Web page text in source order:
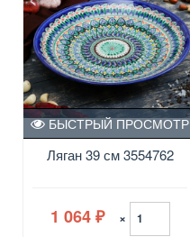
Ляган 39 см 3554762
БЫСТРЫЙ ПРОСМОТР
1 064 ₽ ×